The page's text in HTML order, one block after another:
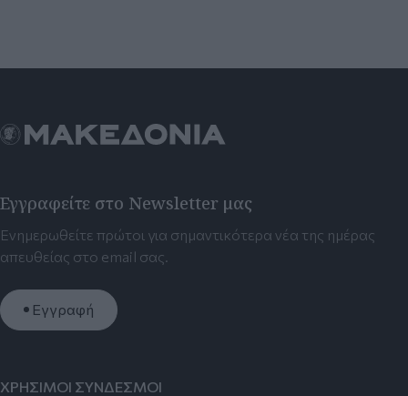
Εγγραφείτε στο Newsletter μας
Ενημερωθείτε πρώτοι για σημαντικότερα νέα της ημέρας
απευθείας στο email σας.
Εγγραφή
ΧΡΗΣΙΜΟΙ ΣΥΝΔΕΣΜΟΙ